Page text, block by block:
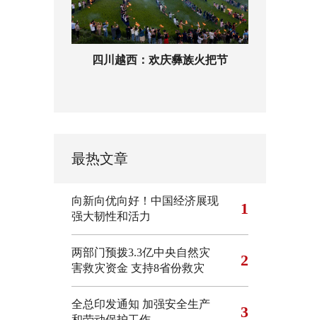
四川越西：欢庆彝族火把节
最热文章
向新向优向好！中国经济展现
强大韧性和活力
1
两部门预拨3.3亿中央自然灾
害救灾资金 支持8省份救灾
2
全总印发通知 加强安全生产
3